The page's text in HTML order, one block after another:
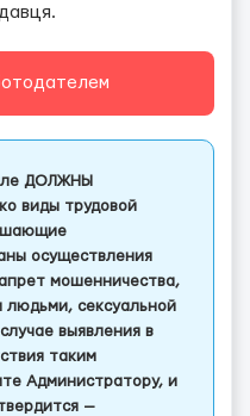
ДОЛЖНЫ
виды трудовой
осуществления
мошенничества,
людьми, сексуальной
выявления в
таким
Администратору, и
—